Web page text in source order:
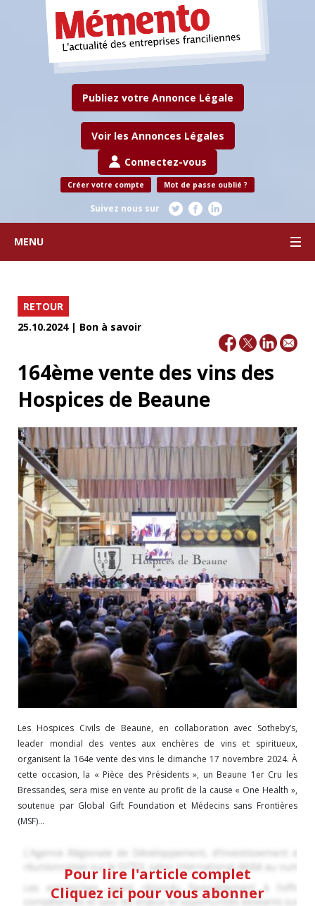
Publiez votre Annonce Légale
Voir les Annonces Légales
Connectez-vous
Créer votre compte Mot de passe oublié ?
Suivez nous sur
MENU
RETOUR
25.10.2024 | Bon à savoir
164ème vente des vins des
Hospices de Beaune
Les Hospices Civils de Beaune, en collaboration avec Sotheby’s,
leader mondial des ventes aux enchères de vins et spiritueux,
organisent la 164e vente des vins le dimanche 17 novembre 2024. À
cette occasion, la « Pièce des Présidents », un Beaune 1er Cru les
Bressandes, sera mise en vente au profit de la cause « One Health »,
soutenue par Global Gift Foundation et Médecins sans Frontières
(MSF)...
Pour lire l'article complet
Cliquez ici pour vous abonner